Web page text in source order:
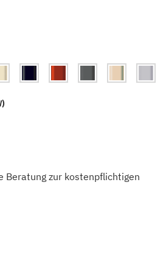
Beratung zur kostenpflichtigen